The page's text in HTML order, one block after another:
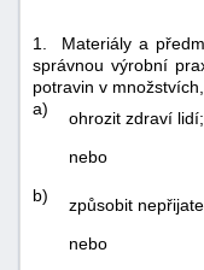
1. Materiály a
správnou výrobní
potravin v
a)
ohrozit zdraví lidí;
nebo
b)
způsobit
nebo